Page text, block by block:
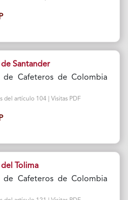
Santander
de Cafeteros de Colombia
del artículo 104 | Visitas PDF
Tolima
de Cafeteros de Colombia